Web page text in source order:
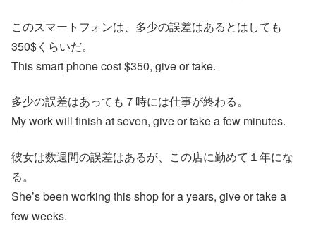
このスマートフォンは、多少の誤差はあるとはしても
350$くらいだ。
This smart phone cost $350, give or take.
多少の誤差はあっても７時には仕事が終わる。
My work will finish at seven, give or take a few minutes.
彼女は数週間の誤差はあるが、この店に勤めて１年にな
る。
She’s been working this shop for a years, give or take a
few weeks.